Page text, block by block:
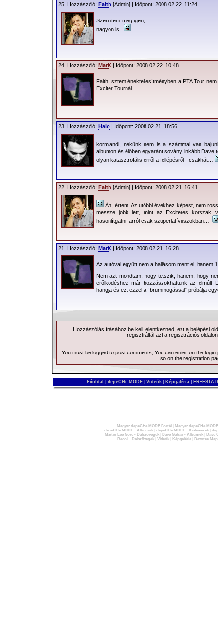
25. Hozzászóló: Faith [Admin] | Időpont: 2008.02.22. 11:24
Szerintem meg igen,
nagyon is.
24. Hozzászóló: MarK | Időpont: 2008.02.22. 10:48
Faith, sztem énekteljesítményben a PTA Tour
Exciter Tournál.
23. Hozzászóló: Halo | Időpont: 2008.02.21. 18:56
kormiandi, nekünk nem is a számmal van
albumon és élőben egyaránt sovány, inkább Dave
olyan katasztrofális erről a fellépésről - csakhát…
22. Hozzászóló: Faith [Admin] | Időpont: 2008.02.21. 16:41
Áh, értem. Az utóbbi évekhez képest, nem
messze jobb lett, mint az Exciteres korszak
hasonlítgatni, arról csak szuperlatívuszokban…
21. Hozzászóló: MarK | Időpont: 2008.02.21. 16:28
Az autóval együtt nem a hallásom ment el, hanem
Nem azt mondtam, hogy tetszik, hanem, hogy
erőlködéshez már hozzászokhattunk az elmúlt
hangja és ezt ezzel a “brummogással” próbálja
Hozzászólás írásához be kell jelentkezned, ezt a belépési
regisztráltál azt a regisztrációs
You must be logged to post comments, You can enter on the login
so on the registration
Főoldal depeCHe MODE Videók Képgaléria
Magyar depeCHe MODE Portál
Magyar depeCHe
depeCHe MODE - Albumok| depeCHe MODE - Kislemezek|
Martin Lee Gore - Dalszövegek| Dave Gahan - Albumok|
Dave
Recoil - Dalszövegek| Videók| Képgaléria| Devotee Map